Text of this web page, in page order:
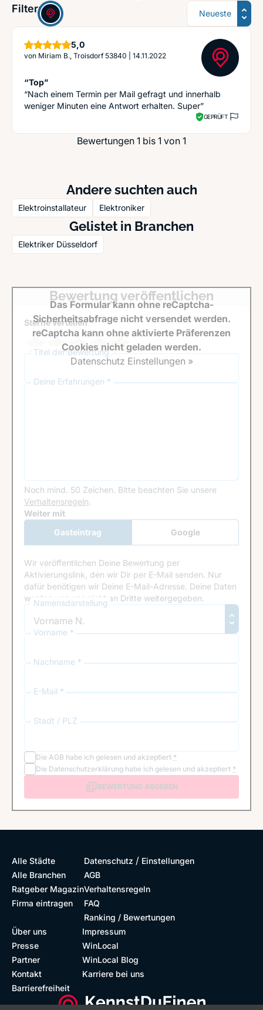
Filter: Sortierung
5,0Sterne
von Miriam B., Troisdorf 53840 14.11.2022
“Top”
“Nach einem Termin per Mail gefragt und innerhalb
weniger Minuten eine Antwort erhalten. Super”
GEPRÜFT
Bewertungen 1 bis 1 von 1
Andere suchten auch
Elektroinstallateur Elektroniker
Gelistet in Branchen
Elektriker Düsseldorf
Bewertung veröffentlichen
Sterne verteilen *
Titel der Bewertung
Deine Erfahrungen *
Noch mind. 50 Zeichen. Bitte beachten Sie unsere
Verhaltensregeln.
Google Recaptcha
Weiter mit
Gasteintrag
Google
Anmeldung
Wir veröffentlichen Deine Bewertung per
Aktivierungslink, den wir Dir per E-Mail senden. Nur
dafür benötigen wir Deine E-Mail-Adresse. Deine Daten
werden von uns nicht an Dritte weitergegeben.
Namensdarstellung
Vorname *
Nachname *
E-Mail *
Stadt / PLZ
Die AGB habe ich gelesen und akzeptiert *
Die Datenschutzerklärung habe ich gelesen und akzeptiert *
BEWERTUNG ABGEBEN
Das Formular kann ohne reCaptcha-
Sicherheitsabfrage nicht versendet werden.
reCaptcha kann ohne aktivierte Präferenzen
Cookies nicht geladen werden.
Datenschutz Einstellungen »
Alle Städte
Alle Branchen
Ratgeber Magazin
Firma eintragen
Datenschutz / Einstellungen
AGB
Verhaltensregeln
FAQ
Ranking / Bewertungen
Über uns
Presse
Partner
Kontakt
Barrierefreiheit
Impressum
WinLocal
WinLocal Blog
Karriere bei uns